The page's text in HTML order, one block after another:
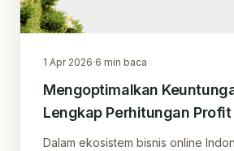
1 Apr 2026·6 min baca
Mengoptimalkan
Lengkap Perhitungan
untuk Penjual Online
Dalam ekosistem bisnis online